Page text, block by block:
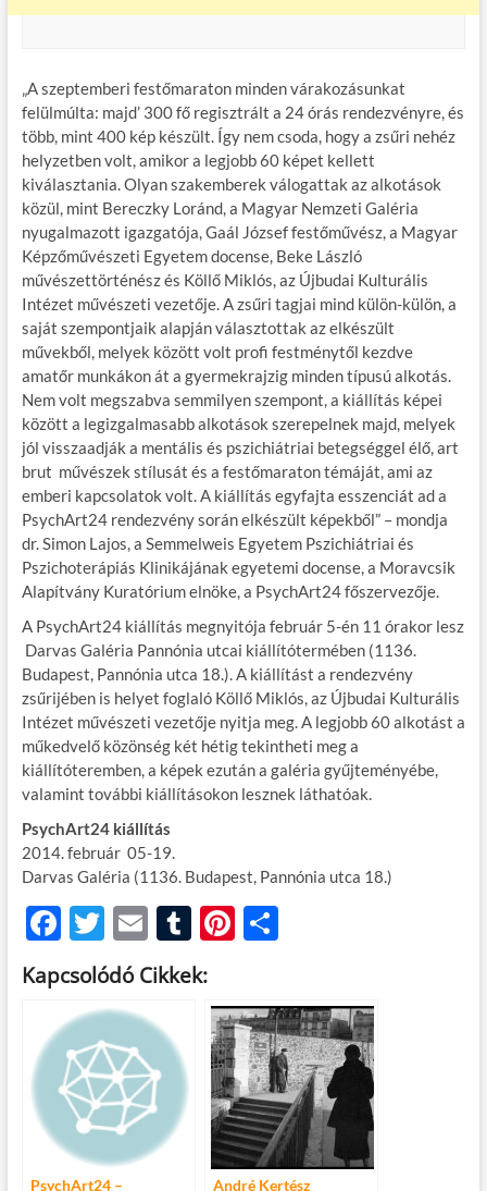
„A szeptemberi festőmaraton minden várakozásunkat
felülmúlta: majd’ 300 fő regisztrált a 24 órás rendezvényre, és
több, mint 400 kép készült. Így nem csoda, hogy a zsűri nehéz
helyzetben volt, amikor a legjobb 60 képet kellett
kiválasztania. Olyan szakemberek válogattak az alkotások
közül, mint Bereczky Loránd, a Magyar Nemzeti Galéria
nyugalmazott igazgatója, Gaál József festőművész, a Magyar
Képzőművészeti Egyetem docense, Beke László
művészettörténész és Köllő Miklós, az Újbudai Kulturális
Intézet művészeti vezetője. A zsűri tagjai mind külön-külön, a
saját szempontjaik alapján választottak az elkészült
művekből, melyek között volt profi festménytől kezdve
amatőr munkákon át a gyermekrajzig minden típusú alkotás.
Nem volt megszabva semmilyen szempont, a kiállítás képei
között a legizgalmasabb alkotások szerepelnek majd, melyek
jól visszaadják a mentális és pszichiátriai betegséggel élő, art
brut művészek stílusát és a festőmaraton témáját, ami az
emberi kapcsolatok volt. A kiállítás egyfajta esszenciát ad a
PsychArt24 rendezvény során elkészült képekből” – mondja
dr. Simon Lajos, a Semmelweis Egyetem Pszichiátriai és
Pszichoterápiás Klinikájának egyetemi docense, a Moravcsik
Alapítvány Kuratórium elnöke, a PsychArt24 főszervezője.
A PsychArt24 kiállítás megnyitója február 5-én 11 órakor lesz
Darvas Galéria Pannónia utcai kiállítótermében (1136.
Budapest, Pannónia utca 18.). A kiállítást a rendezvény
zsűrijében is helyet foglaló Köllő Miklós, az Újbudai Kulturális
Intézet művészeti vezetője nyitja meg. A legjobb 60 alkotást a
műkedvelő közönség két hétig tekintheti meg a
kiállítóteremben, a képek ezután a galéria gyűjteményébe,
valamint további kiállításokon lesznek láthatóak.
PsychArt24 kiállítás
2014. február 05-19.
Darvas Galéria (1136. Budapest, Pannónia utca 18.)
F
ac
e
b
o
o
k
T
w
itt
er
E
m
ail
T
u
m
bl
Pi
es
t
O
m
e
g
Kapcsolódó Cikkek:
PsychArt24 – André Kertész